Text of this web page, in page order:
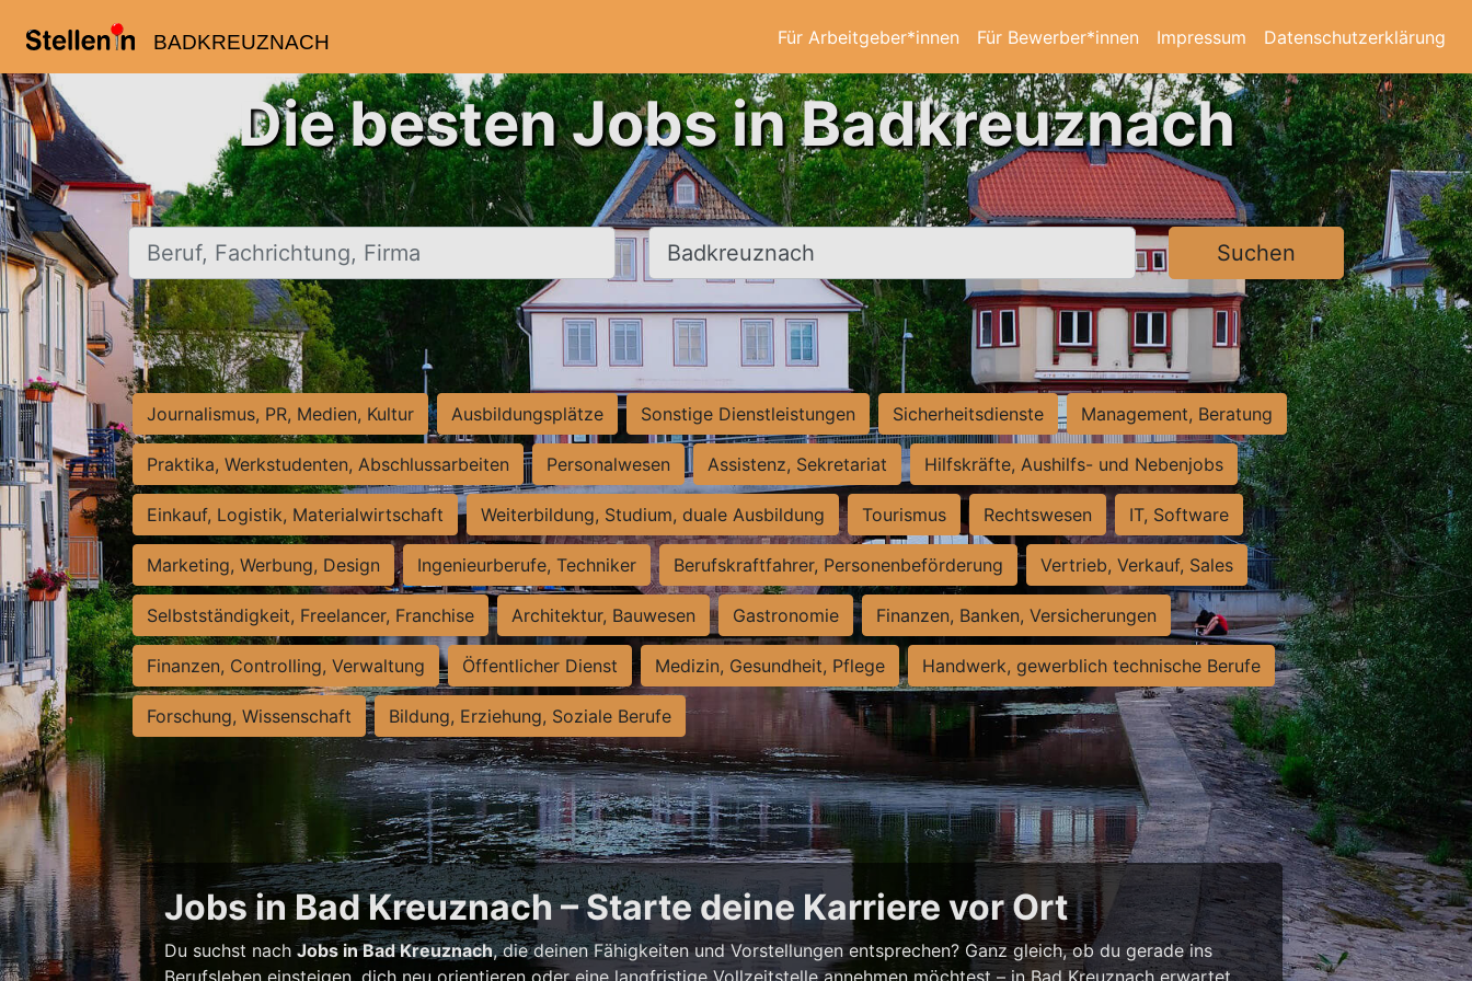
BADKREUZNACH Für Arbeitgeber*innen Für Bewerber*innen Impressum Datenschutzerklärung
Die besten Jobs in Badkreuznach
Beruf, Fachrichtung, Firma Ort, Stadt Suchen
Journalismus, PR, Medien, Kultur Ausbildungsplätze Sonstige Dienstleistungen Sicherheitsdienste Management, Beratung
Praktika, Werkstudenten, Abschlussarbeiten Personalwesen Assistenz, Sekretariat Hilfskräfte, Aushilfs- und Nebenjobs
Einkauf, Logistik, Materialwirtschaft Weiterbildung, Studium, duale Ausbildung Tourismus Rechtswesen IT, Software
Marketing, Werbung, Design Ingenieurberufe, Techniker Berufskraftfahrer, Personenbeförderung Vertrieb, Verkauf, Sales
Selbstständigkeit, Freelancer, Franchise Architektur, Bauwesen Gastronomie Finanzen, Banken, Versicherungen
Finanzen, Controlling, Verwaltung Öffentlicher Dienst Medizin, Gesundheit, Pflege Handwerk, gewerblich technische Berufe
Forschung, Wissenschaft Bildung, Erziehung, Soziale Berufe
Jobs in Bad Kreuznach – Starte deine Karriere vor Ort
Du suchst nachJobs in Bad Kreuznach, die deinen Fähigkeiten und Vorstellungen entsprechen? Ganz gleich, ob du gerade ins